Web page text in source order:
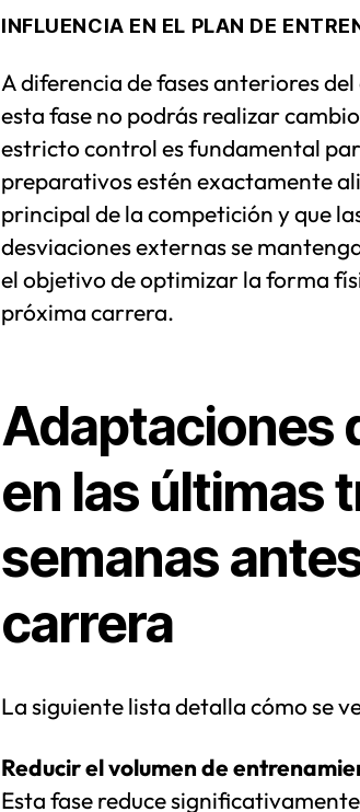
INFLUENCIA EN EL PLAN DE
A diferencia de fases anteriores
esta fase no podrás realizar
estricto control es fundamental
preparativos estén exactamente
principal de la competición y que
desviaciones externas se
el objetivo de optimizar la forma
próxima carrera.
Adaptaciones
en las últimas
semanas
carrera
La siguiente lista detalla cómo se
Reducir el volumen de
Esta fase reduce